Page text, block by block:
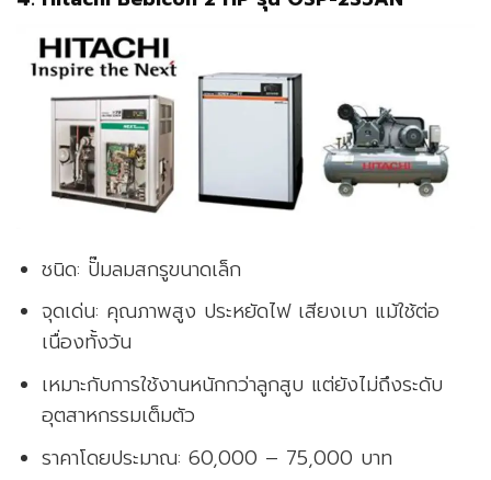
ชนิด: ปั๊มลมสกรูขนาดเล็ก
จุดเด่น: คุณภาพสูง ประหยัดไฟ เสียงเบา แม้ใช้ต่อ
เนื่องทั้งวัน
เหมาะกับการใช้งานหนักกว่าลูกสูบ แต่ยังไม่ถึงระดับ
อุตสาหกรรมเต็มตัว
ราคาโดยประมาณ: 60,000 – 75,000 บาท